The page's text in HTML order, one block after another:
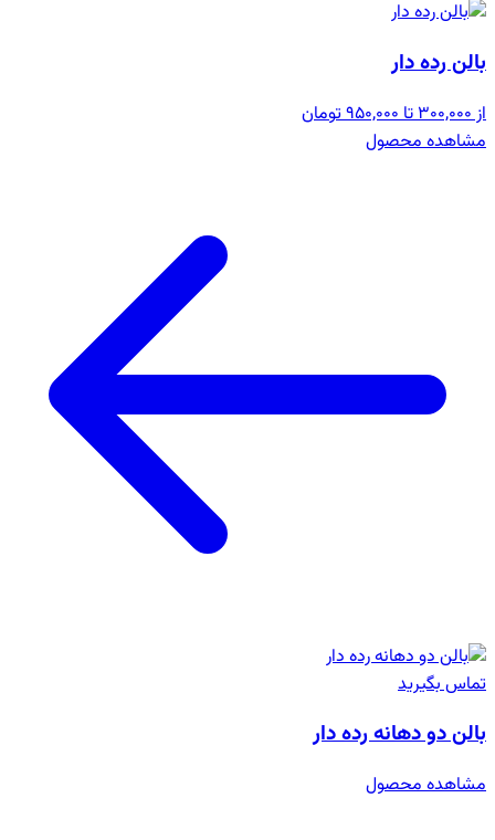
بالن رده دار
از 300,000 تا 950,000 تومان
مشاهده محصول
تماس بگیرید
بالن دو دهانه رده دار
مشاهده محصول